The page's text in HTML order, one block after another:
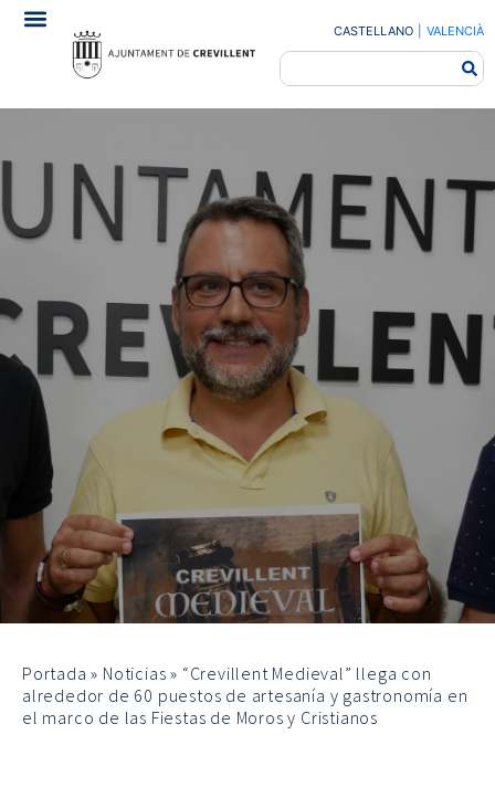
CASTELLANO VALENCIÀ
Portada » Noticias » “Crevillent Medieval” llega con
alrededor de 60 puestos de artesanía y gastronomía en
el marco de las Fiestas de Moros y Cristianos